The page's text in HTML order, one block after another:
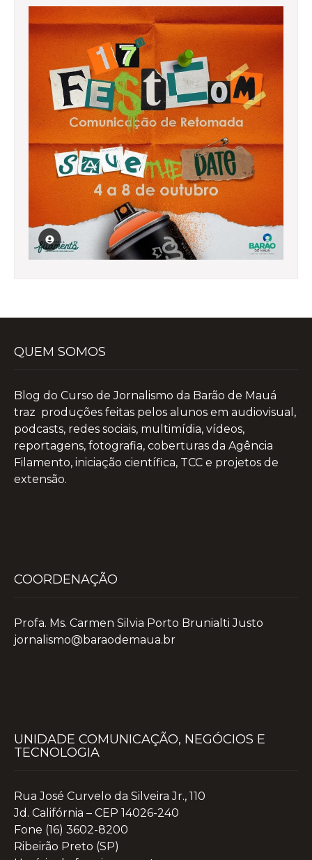
QUEM SOMOS
Blog do Curso de Jornalismo da Barão de Mauá
traz produções feitas pelos alunos em audiovisual,
podcasts, redes sociais, multimídia, vídeos,
reportagens, fotografia, coberturas da Agência
Filamento, iniciação científica, TCC e projetos de
extensão.
COORDENAÇÃO
Profa. Ms. Carmen Silvia Porto Brunialti Justo
jornalismo@baraodemaua.br
UNIDADE COMUNICAÇÃO, NEGÓCIOS E
TECNOLOGIA
Rua José Curvelo da Silveira Jr., 110
Jd. Califórnia – CEP 14026-240
Fone (16) 3602-8200
Ribeirão Preto (SP)